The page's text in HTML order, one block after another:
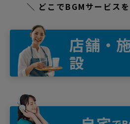
＼ どこでBGMサービス
店舗・
設